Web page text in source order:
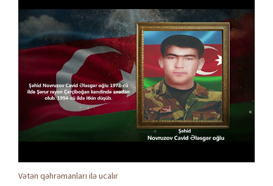
Vətən qəhrəmanları ilə ucalır